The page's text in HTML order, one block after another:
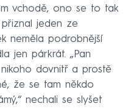
vchodě, ono se to tak
jeden ze
neměla podrobnější
jen párkrát. „Pan
dovnitř a prostě
že se tam někdo
nechali se slyšet